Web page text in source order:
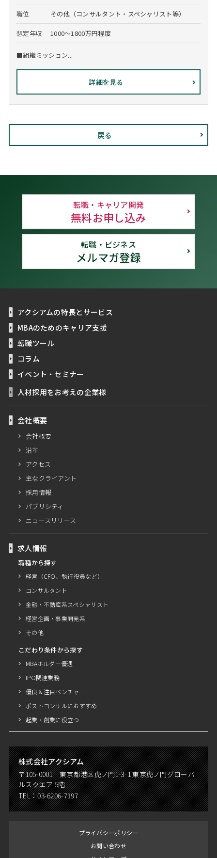
職位 その他（コンサルタント・スペシャリスト等）
想定年収 1000～1800万円程度
■組織ミッション...
詳細を見る
戻る
転職・キャリア開発
無料お申し込み
転職・ビジネス
メルマガ登録
アクシアムの特長とサービス
MBAのためのキャリア支援
転職ツール
コラム
イベント・セミナー
人材採用をお考えの企業様
会社概要
会社概要
沿革
アクセス
主なクライアント
採用情報
パブリシティ
ニュースリリース
求人情報
職種から探す
経営（CFO、執行役員など）
コンサルタント
金融・不動産系スペシャリスト
経営企画・事業開発系
その他
こだわり条件から探す
MBAホルダー優遇
IPO関連業務
優良＆注目ベンチャー
ポストコンサルにおすすめ
起業・創業に役立つ
株式会社アクシアム
〒105-0001 東京都港区虎ノ門1-3-1 東京虎ノ門グローバ
ルスクエア 5階
TEL：03-6206-7197
プライバシーポリシー
お問い合わせ